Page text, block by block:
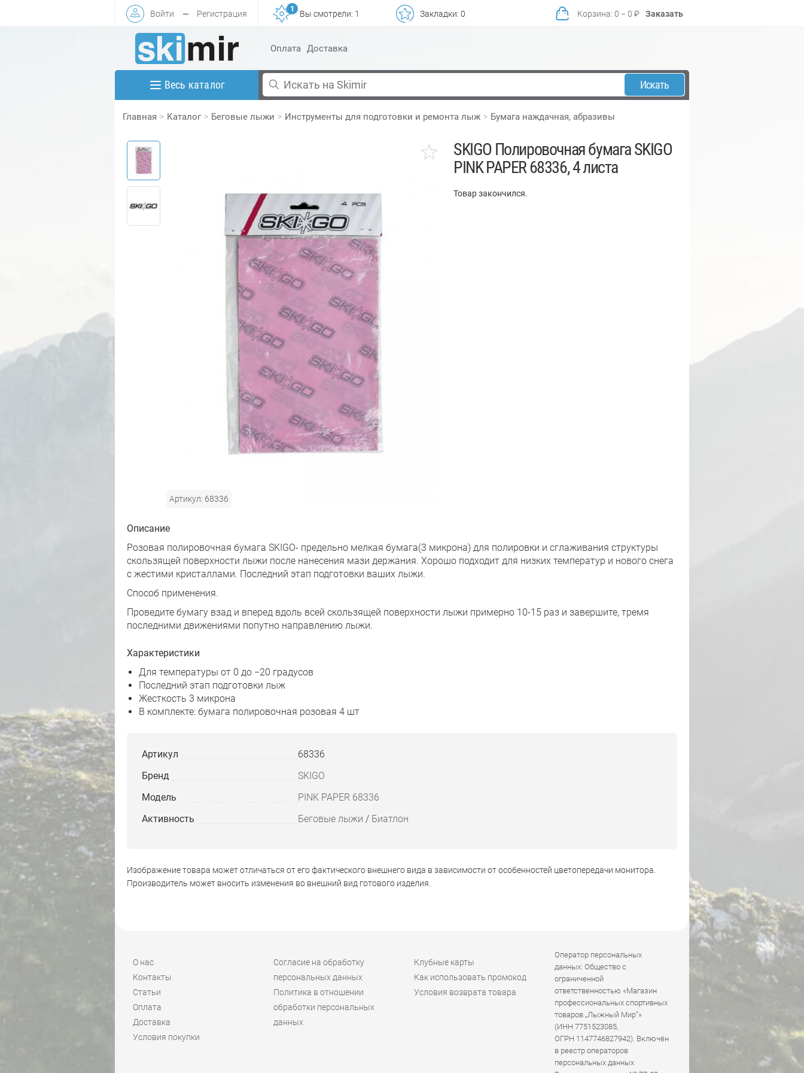
Войти — Регистрация
1
Вы смотрели: 1 Закладки: 0 Корзина: 0 − 0 ₽ Заказать
Оплата Доставка
Весь каталог Искать
Главная Каталог Беговые лыжи Инструменты для подготовки и ремонта лыж Бумага наждачная, абразивы
Артикул: 68336
SKIGO Полировочная бумага SKIGO
PINK PAPER 68336, 4 листа
Товар закончился.
Описание
Розовая полировочная бумага SKIGO- предельно мелкая бумага(3 микрона) для полировки и сглаживания структуры
скользящей поверхности лыжи после нанесения мази держания. Хорошо подходит для низких температур и нового снега
с жестими кристаллами. Последний этап подготовки ваших лыжи.
Способ применения.
Проведите бумагу взад и вперед вдоль всей скользящей поверхности лыжи примерно 10-15 раз и завершите, тремя
последними движениями попутно направлению лыжи.
Характеристики
Для температуры от 0 до −20 градусов
Последний этап подготовки лыж
Жесткость 3 микрона
В комплекте: бумага полировочная розовая 4 шт
Артикул
68336
Бренд
SKIGO
Модель
PINK PAPER 68336
Активность
Беговые лыжи / Биатлон
Изображение товара может отличаться от его фактического внешнего вида в зависимости от особенностей цветопередачи монитора.
Производитель может вносить изменения во внешний вид готового изделия.
О нас
Контакты
Статьи
Оплата
Доставка
Условия покупки
Согласие на обработку
персональных данных
Политика в отношении
обработки персональных
данных
Клубные карты
Как использовать промокод
Условия возврата товара
Оператор персональных
данных: Общество с
ограниченной
ответственностью «Магазин
профессиональных спортивных
товаров „Лыжный Мир“»
(ИНН 7751523085,
ОГРН 1147746827942). Включён
в реестр операторов
персональных данных